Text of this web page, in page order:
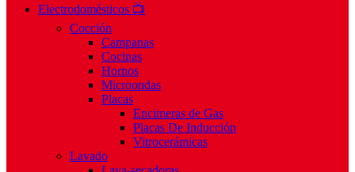
Electrodomésticos 📺
Cocción
Campanas
Cocinas
Hornos
Microondas
Placas
Encimeras de Gas
Placas De Inducción
Vitrocerámicas
Lavado